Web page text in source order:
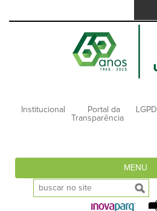
Institucional
Portal da
Transparência
LGPD
MENU